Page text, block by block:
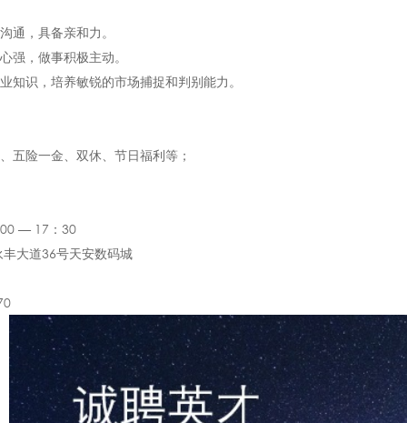
通，具备亲和力。
强，做事积极主动。
知识，培养敏锐的市场捕捉和判别能力。
五险一金、双休、节日福利等；
— 17：30
大道36号天安数码城